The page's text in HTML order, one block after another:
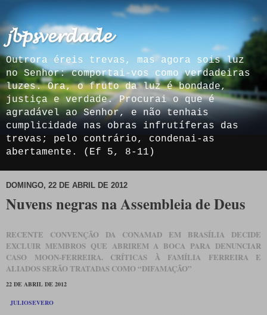
𝓳𝓫𝓹𝓼𝓿𝓮𝓻𝓭𝓪𝓭𝓮
Outrora éreis trevas, mas agora sois luz
no Senhor: comportai-vos como verdadeiras
luzes. Ora, o fruto da luz é bondade,
justiça e verdade. Procurai o que é
agradável ao Senhor, e não tenhais
cumplicidade nas obras infrutíferas das
trevas; pelo contrário, condenai-as
abertamente. (Ef 5, 8-11)
DOMINGO, 22 DE ABRIL DE 2012
Nuvens negras na Assembleia de Deus
RECENTE CONVENÇÃO DA CONAMAD EM BRASÍLIA DECIDE
EXCLUIR MEMBROS QUE ABRIREM A BOCA PARA DENUNCIAR
CASO MOON-FERREIRA. CRÍTICAS À FAMÍLIA FERREIRA E
ALIADOS SERÃO TRATADAS COMO “DIFAMAÇÃO”
22 DE ABRIL DE 2012
JULIOSEVERO